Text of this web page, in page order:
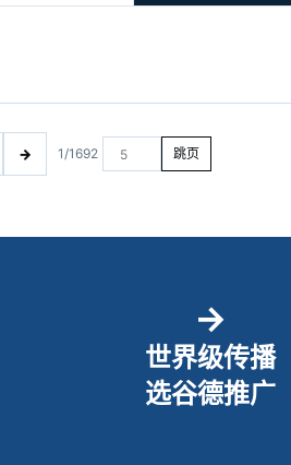
→ 1/1692 跳页
→
世界级传播
选谷德推广